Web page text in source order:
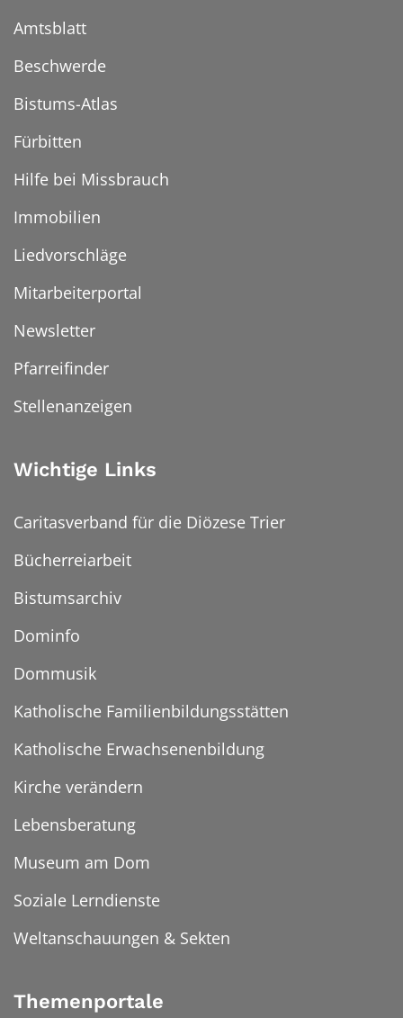
Amtsblatt
Beschwerde
Bistums-Atlas
Fürbitten
Hilfe bei Missbrauch
Immobilien
Liedvorschläge
Mitarbeiterportal
Newsletter
Pfarreifinder
Stellenanzeigen
Wichtige Links
Caritasverband für die Diözese Trier
Bücherreiarbeit
Bistumsarchiv
Dominfo
Dommusik
Katholische Familienbildungsstätten
Katholische Erwachsenenbildung
Kirche verändern
Lebensberatung
Museum am Dom
Soziale Lerndienste
Weltanschauungen & Sekten
Themenportale